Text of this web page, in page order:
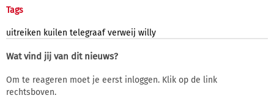
Tags
uitreiken kuilen telegraaf verweij willy
Wat vind jij van dit nieuws?
Om te reageren moet je eerst inloggen. Klik op de link
rechtsboven.